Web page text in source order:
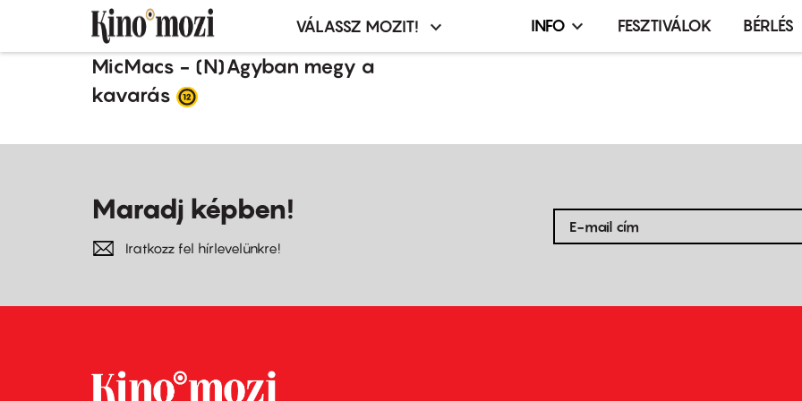
Moziválasztó
menü
VÁLASSZ MOZIT!
Infó,
INFO FESZTIVÁLOK BÉRLÉS
MicMacs - (N)Agyban megy a
kavarás
Maradj képben!
Iratkozz fel hírlevelünkre!